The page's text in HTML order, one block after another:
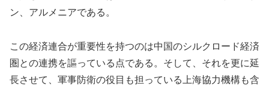
ン、アルメニアである。
この経済連合が重要性を持つのは中国のシルクロード経済
圏との連携を謳っている点である。そして、それを更に延
長させて、軍事防衛の役目も担っている上海協力機構も含